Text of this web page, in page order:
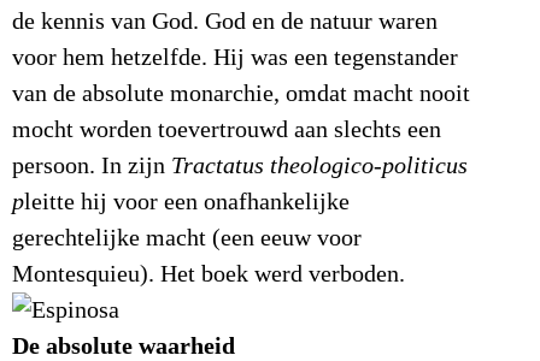
de kennis van God. God en de natuur waren
voor hem hetzelfde. Hij was een tegenstander
van de absolute monarchie, omdat macht nooit
mocht worden toevertrouwd aan slechts een
persoon. In zijn Tractatus theologico-politicus
pleitte hij voor een onafhankelijke
gerechtelijke macht (een eeuw voor
Montesquieu). Het boek werd verboden.
De absolute waarheid